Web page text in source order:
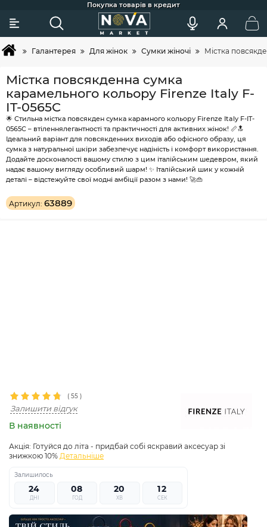
Сковорідки для індукції, гриля та щоденного готування
Більше 2х покупок - постійний клієнт - тоді вам знижка ;)
Акції та додаткові знижки для постійних клієнтів
Найкраща професійна косметика для догляду
Широкий вибір товарів та зручний підбір
Швидка доставка по Україні
Покупка товарів в кредит
Галантерея Для жінок Сумки жіночі Містка
Містка повсякденна сумка
карамельного кольору Firenze Italy F-
IT-0565C
🌟 Стильна містка повсякден сумка карамного кольору Firenze Italy F-IT-
0565C – втіленнялегантності та практичності для активних жінок! 📏🔝
Ідеальний варіант для повсякденних виходів або офісного образу, ця
сумка з натуральної шкіри забезпечує надіність і комфорт використання.
Додайте досконалості вашому стилю з цим італійським шедевром, який
надає вашому вигляду особливий шарм! ✨ Італійський шик у кожній
деталі – відстежуйте свої модні амбіції разом з нами! 🚀👜
Артикул: 63889
( 55 )
Залишити відгук
В наявності
Акція: Готуйся до літа - придбай собі яскравий аксесуар зі
знижкою 10% Детальніше
Залишилось
24
ДНІ
08
ГОД
20
ХВ
1
1
0
СЕК